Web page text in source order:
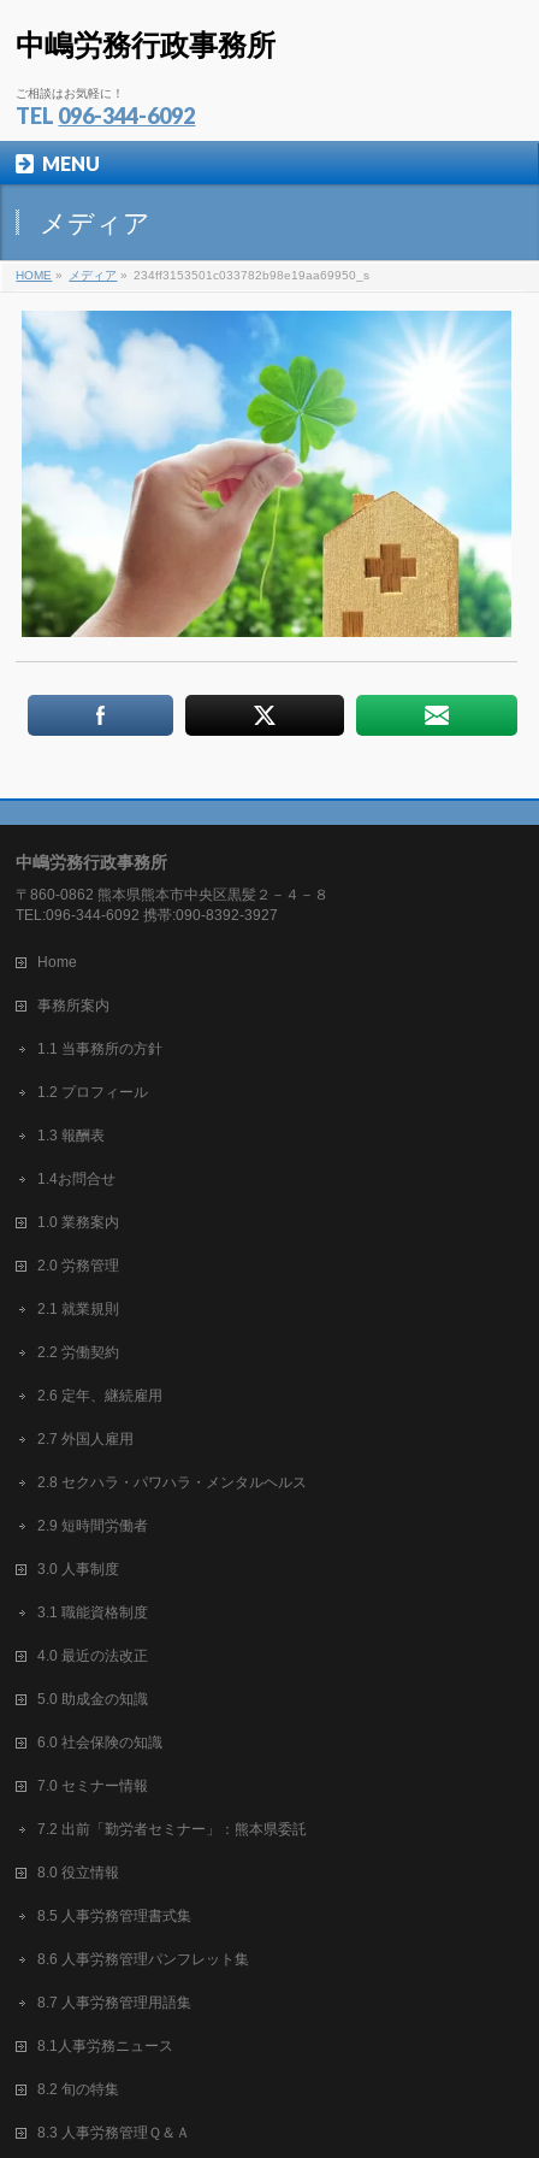
中嶋労務行政事務所
ご相談はお気軽に！
TEL 096-344-6092
MENU
メディア
HOME » メディア » 234ff3153501c033782b98e19aa69950_s
中嶋労務行政事務所
〒860-0862 熊本県熊本市中央区黒髪２－４－８
TEL:096-344-6092 携帯:090-8392-3927
Home
事務所案内
1.1 当事務所の方針
1.2 プロフィール
1.3 報酬表
1.4お問合せ
1.0 業務案内
2.0 労務管理
2.1 就業規則
2.2 労働契約
2.6 定年、継続雇用
2.7 外国人雇用
2.8 セクハラ・パワハラ・メンタルヘルス
2.9 短時間労働者
3.0 人事制度
3.1 職能資格制度
4.0 最近の法改正
5.0 助成金の知識
6.0 社会保険の知識
7.0 セミナー情報
7.2 出前「勤労者セミナー」：熊本県委託
8.0 役立情報
8.5 人事労務管理書式集
8.6 人事労務管理パンフレット集
8.7 人事労務管理用語集
8.1人事労務ニュース
8.2 旬の特集
8.3 人事労務管理Ｑ＆Ａ